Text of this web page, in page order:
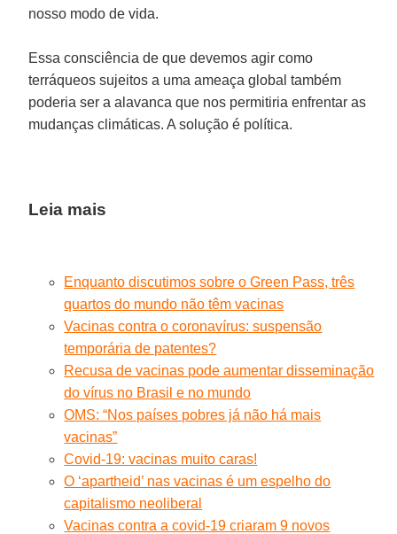
nosso modo de vida.
Essa consciência de que devemos agir como
terráqueos sujeitos a uma ameaça global também
poderia ser a alavanca que nos permitiria enfrentar as
mudanças climáticas. A solução é política.
Leia mais
Enquanto discutimos sobre o Green Pass, três
quartos do mundo não têm vacinas
Vacinas contra o coronavírus: suspensão
temporária de patentes?
Recusa de vacinas pode aumentar disseminação
do vírus no Brasil e no mundo
OMS: “Nos países pobres já não há mais
vacinas”
Covid-19: vacinas muito caras!
O ‘apartheid’ nas vacinas é um espelho do
capitalismo neoliberal
Vacinas contra a covid-19 criaram 9 novos